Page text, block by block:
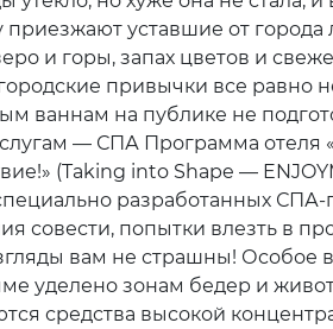
уставшие от города
и горы, запах цветов и
привычки все равно
ваннам на публике не
— СПА Программа отеля
(Taking into Shape —
разработанных
совести, попытки влезть в
вам не страшны! Особое
уделено зонам бедер и
средства высокой